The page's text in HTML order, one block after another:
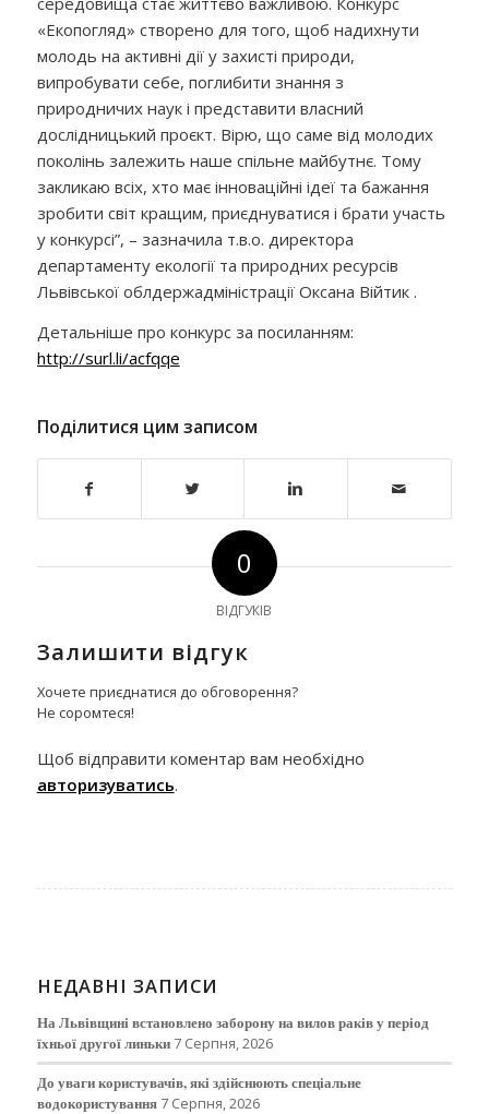
«Екопогляд» створено для того, щоб надихнути
молодь на активні дії у захисті природи,
випробувати себе, поглибити знання з
природничих наук і представити власний
дослідницький проєкт. Вірю, що саме від молодих
поколінь залежить наше спільне майбутнє. Тому
закликаю всіх, хто має інноваційні ідеї та бажання
зробити світ кращим, приєднуватися і брати участь
у конкурсі”, – зазначила т.в.о. директора
департаменту екології та природних ресурсів
Львівської облдержадміністрації Оксана Війтик .
Детальніше про конкурс за посиланням:
http://surl.li/acfqqe
Поділитися цим записом
0
ВІДГУКІВ
Залишити відгук
Хочете приєднатися до обговорення?
Не соромтеся!
Щоб відправити коментар вам необхідно
авторизуватись.
НЕДАВНІ ЗАПИСИ
На Львівщині встановлено заборону на вилов раків у період
їхньої другої линьки 7 Серпня, 2026
До уваги користувачів, які здійснюють спеціальне
водокористування 7 Серпня, 2026